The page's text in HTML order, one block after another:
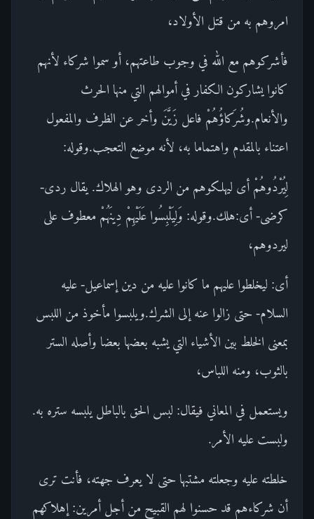
امروهم به من قتل الأولاد،
فأشركوهم مع الله في وجوب طاعتهم، أو سموا شركاء لأنهم
كانوا يشاركون الكفار في أموالهم التي منها الحرث
والأنعام.وشُرَكاؤُهُمْ فاعل زَيَّنَ وأخر عن الظرف والمفعول
اعتناء بالمقدم واهتماما به، لأنه موضع التعجب.وقوله:
لِيُرْدُوهُمْ أى ليهلكوهم من الردى وهو الهلاك. يقال ردى-
كرضى- أى:هلك.وقوله: وَلِيَلْبِسُوا عَلَيْهِمْ دِينَهُمْ معطوف على
ليردوهم،
أى: ليخلطوا عليهم ما كانوا عليه من دين إسماعيل- عليه
السلام- حتى زالوا عنه إلى الشرك.ويلبسوا مأخوذ من اللبس
بمعنى الخلط بين الأشياء التي يشبه بعضها بعضا وأصله الستر
بالثوب، ومنه اللباس،
ويستعمل في المعاني فيقال: لبس الحق بالباطل يلبسه ستره به.
ولبست عليه الأمر.
خلطته عليه وجعلته مشتبها حتى لا يعرف جهته، فأنت ترى
أن شركاءهم قد حسنوا لهم القبيح من أجل أمرين: إهلاكهم